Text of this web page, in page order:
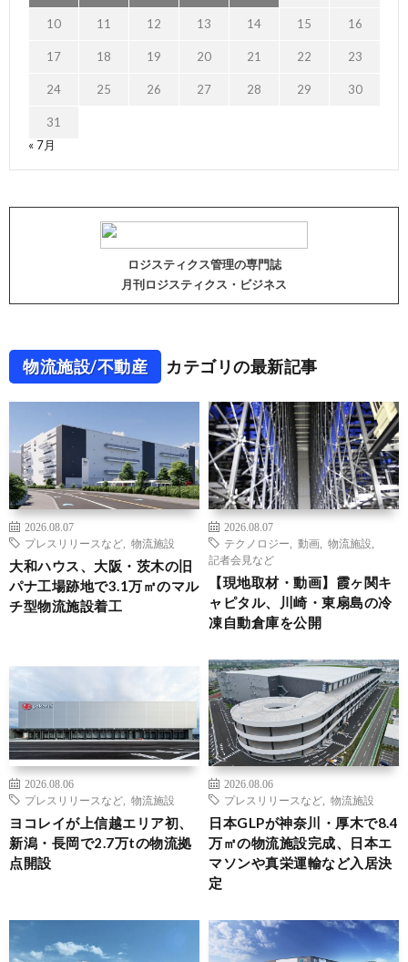
10 11 12 13 14 15 16
17 18 19 20 21 22 23
24 25 26 27 28 29 30
31
« 7月
ロジスティクス管理の専門誌
月刊ロジスティクス・ビジネス
物流施設/不動産 カテゴリの最新記事
2026.08.07
プレスリリースなど
物流施設
大和ハウス、大阪・茨木の旧
パナ工場跡地で3.1万㎡のマル
チ型物流施設着工
2026.08.07
テクノロジー
動画 物流施設
記者会見など
【現地取材・動画】霞ヶ関キ
ャピタル、川崎・東扇島の冷
凍自動倉庫を公開
2026.08.06
プレスリリースなど
物流施設
ヨコレイが上信越エリア初、
新潟・長岡で2.7万tの物流拠
点開設
2026.08.06
プレスリリースなど
物流施設
日本GLPが神奈川・厚木で8.4
万㎡の物流施設完成、日本エ
マソンや真栄運輸など入居決
定